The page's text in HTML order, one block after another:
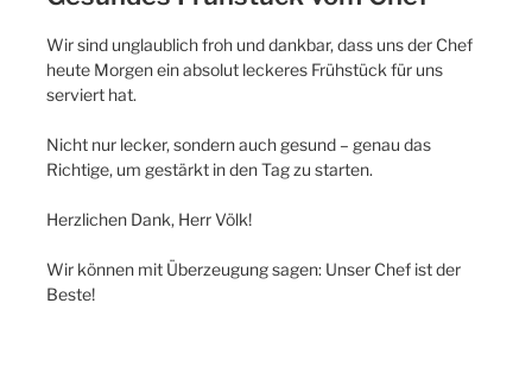
Wir sind unglaublich froh und dankbar, dass uns der Chef
heute Morgen ein absolut leckeres Frühstück für uns
serviert hat.
Nicht nur lecker, sondern auch gesund – genau das
Richtige, um gestärkt in den Tag zu starten.
Herzlichen Dank, Herr Völk!
Wir können mit Überzeugung sagen: Unser Chef ist der
Beste!